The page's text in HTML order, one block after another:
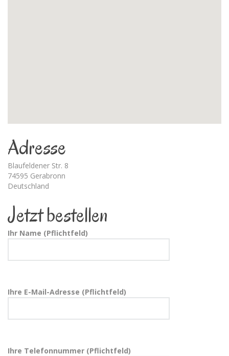
Adresse
Blaufeldener Str. 8
74595 Gerabronn
Deutschland
Jetzt bestellen
Ihr Name (Pflichtfeld)
Ihre E-Mail-Adresse (Pflichtfeld)
Ihre Telefonnummer (Pflichtfeld)